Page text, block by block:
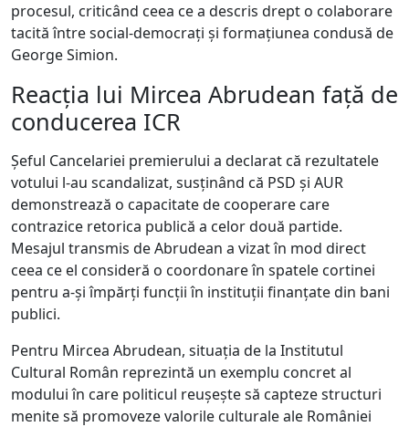
procesul, criticând ceea ce a descris drept o colaborare
tacită între social-democrați și formațiunea condusă de
George Simion.
Reacția lui Mircea Abrudean față de
conducerea ICR
Șeful Cancelariei premierului a declarat că rezultatele
votului l-au scandalizat, susținând că PSD și AUR
demonstrează o capacitate de cooperare care
contrazice retorica publică a celor două partide.
Mesajul transmis de Abrudean a vizat în mod direct
ceea ce el consideră o coordonare în spatele cortinei
pentru a-și împărți funcții în instituții finanțate din bani
publici.
Pentru Mircea Abrudean, situația de la Institutul
Cultural Român reprezintă un exemplu concret al
modului în care politicul reușește să capteze structuri
menite să promoveze valorile culturale ale României